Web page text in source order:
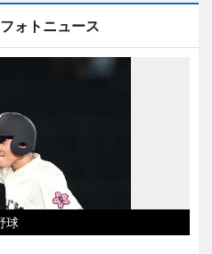
ォトニュース
球